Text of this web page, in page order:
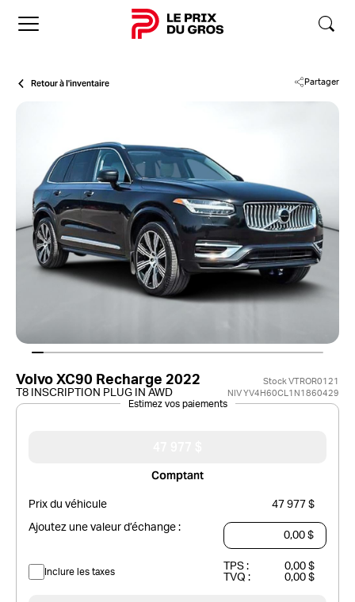
Accueil
Retour à l'inventaire Partager
Volvo XC90 Recharge 2022 Stock VTROR0121
T8 INSCRIPTION PLUG IN AWD NIV YV4H60CL1N1860429
Estimez vos paiements
Comptant
Prix du véhicule 47 977 $
Ajoutez une valeur d’échange :
Inclure les taxes TPS :
0,00 $
TVQ :
0,00 $